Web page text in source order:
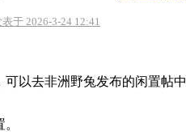
于 2026-3-24 12:41
可以去非洲野兔发布的闲置帖